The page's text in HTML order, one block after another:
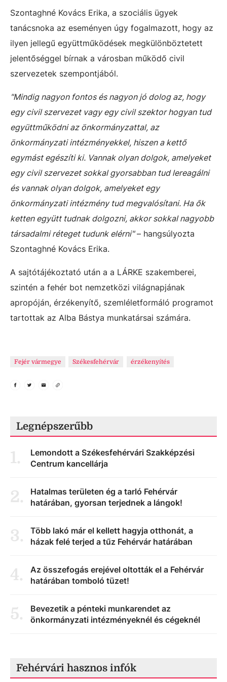
Szontaghné Kovács Erika, a szociális ügyek
tanácsnoka az eseményen úgy fogalmazott, hogy az
ilyen jellegű együttműködések megkülönböztetett
jelentőséggel bírnak a városban működő civil
szervezetek szempontjából.
"Mindig nagyon fontos és nagyon jó dolog az, hogy
egy civil szervezet vagy egy civil szektor hogyan tud
együttműködni az önkormányzattal, az
önkormányzati intézményekkel, hiszen a kettő
egymást egészíti ki. Vannak olyan dolgok, amelyeket
egy civil szervezet sokkal gyorsabban tud lereagálni
és vannak olyan dolgok, amelyeket egy
önkormányzati intézmény tud megvalósítani. Ha ők
ketten együtt tudnak dolgozni, akkor sokkal nagyobb
társadalmi réteget tudunk elérni"– hangsúlyozta
Szontaghné Kovács Erika.
A sajtótájékoztató után a a LÁRKE szakemberei,
szintén a fehér bot nemzetközi világnapjának
apropóján, érzékenyítő, szemléletformáló programot
tartottak az Alba Bástya munkatársai számára.
Fejér vármegye Székesfehérvár érzékenyítés
Legnépszerűbb
1.
Lemondott a Székesfehérvári Szakképzési
Centrum kancellárja
2.
Hatalmas területen ég a tarló Fehérvár
határában, gyorsan terjednek a lángok!
3.
Több lakó már el kellett hagyja otthonát, a
házak felé terjed a tűz Fehérvár határában
4.
Az összefogás erejével oltották el a Fehérvár
határában tomboló tüzet!
5.
Bevezetik a pénteki munkarendet az
önkormányzati intézményeknél és cégeknél
Fehérvári hasznos infók